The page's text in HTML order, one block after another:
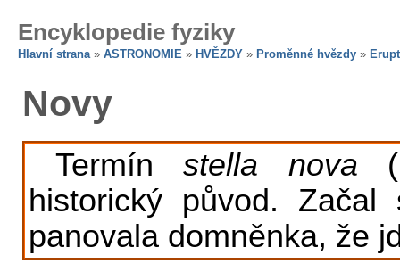
Encyklopedie fyziky
Hlavní strana» ASTRONOMIE » HVĚZDY » Proměnné hvězdy »
Novy
Termínstella nova
historický původ.
panovala domněnka, že